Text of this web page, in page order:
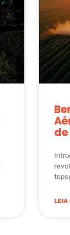
LEIA